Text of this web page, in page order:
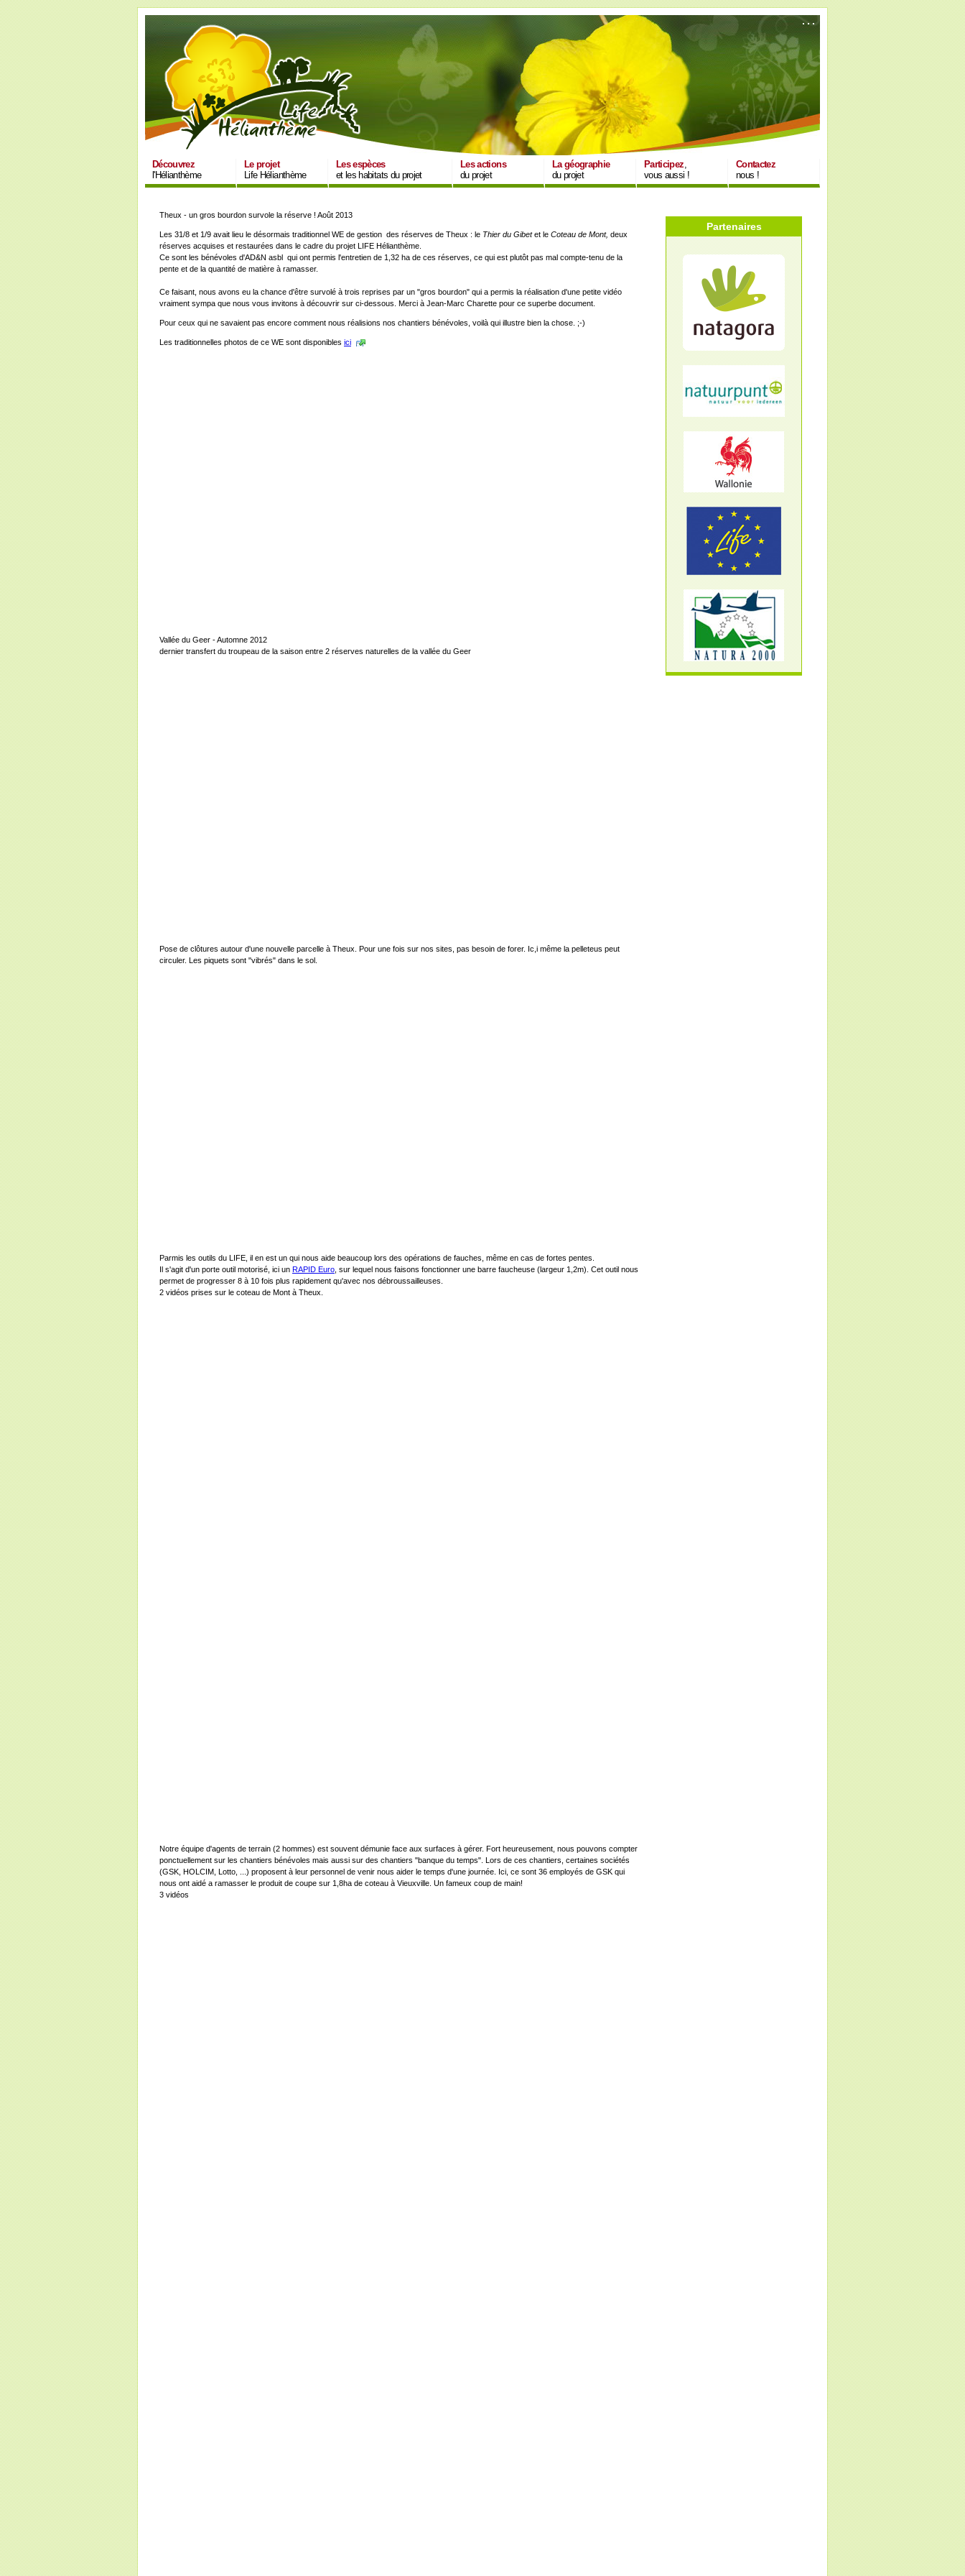
Découvrez
l'Hélianthème
Le projet
Life Hélianthème
Les espèces
et les habitats du projet
Les actions
du projet
La géographie
du projet
Participez,
vous aussi !
Contactez
nous !
Theux - un gros bourdon survole la réserve ! Août 2013
Les 31/8 et 1/9 avait lieu le désormais traditionnel WE de gestion des réserves de Theux : le Thier du Gibetet le Coteau de Mont, deux
réserves acquises et restaurées dans le cadre du projet LIFE Hélianthème.
Ce sont les bénévoles d'AD&N asbl qui ont permis l'entretien de 1,32 ha de ces réserves, ce qui est plutôt pas mal compte-tenu de la
pente et de la quantité de matière à ramasser.
Ce faisant, nous avons eu la chance d'être survolé à trois reprises par un "gros bourdon" qui a permis la réalisation d'une petite vidéo
vraiment sympa que nous vous invitons à découvrir sur ci-dessous. Merci à Jean-Marc Charette pour ce superbe document.
Pour ceux qui ne savaient pas encore comment nous réalisions nos chantiers bénévoles, voilà qui illustre bien la chose. ;-)
Les traditionnelles photos de ce WE sont disponibles ici
Vallée du Geer - Automne 2012
dernier transfert du troupeau de la saison entre 2 réserves naturelles de la vallée du Geer
Pose de clôtures autour d'une nouvelle parcelle à Theux. Pour une fois sur nos sites, pas besoin de forer. Ic,i même la pelleteus peut
circuler. Les piquets sont "vibrés" dans le sol.
Parmis les outils du LIFE, il en est un qui nous aide beaucoup lors des opérations de fauches, même en cas de fortes pentes.
Il s'agit d'un porte outil motorisé, ici un RAPID Euro , sur lequel nous faisons fonctionner une barre faucheuse (largeur 1,2m). Cet outil nous
permet de progresser 8 à 10 fois plus rapidement qu'avec nos débroussailleuses.
2 vidéos prises sur le coteau de Mont à Theux.
Notre équipe d'agents de terrain (2 hommes) est souvent démunie face aux surfaces à gérer. Fort heureusement, nous pouvons compter
ponctuellement sur les chantiers bénévoles mais aussi sur des chantiers "banque du temps". Lors de ces chantiers, certaines sociétés
(GSK, HOLCIM, Lotto, ...) proposent à leur personnel de venir nous aider le temps d'une journée. Ici, ce sont 36 employés de GSK qui
nous ont aidé a ramasser le produit de coupe sur 1,8ha de coteau à Vieuxville. Un fameux coup de main!
3 vidéos
Partenaires